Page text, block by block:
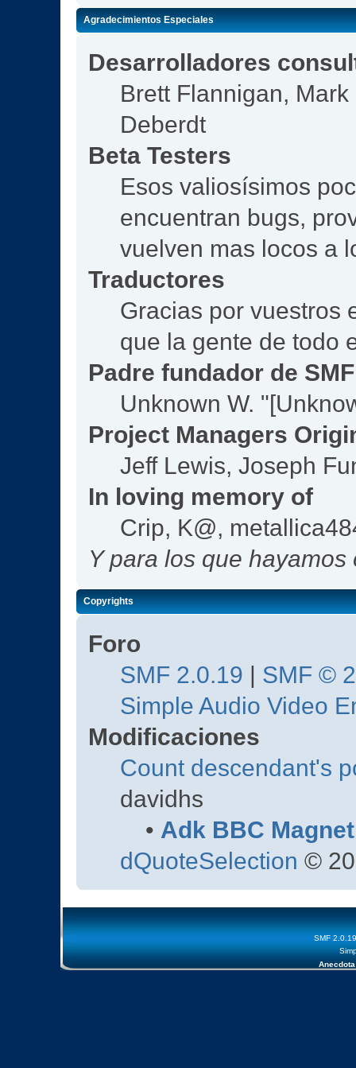
Agradecimientos Especiales
Desarrolladores
Brett Flannigan,
Deberdt
Beta Testers
Esos valiosísimos
encuentran bugs,
vuelven mas locos a
Traductores
Gracias por vuestros
que la gente de todo
Padre fundador de SMF
Unknown W.
Project Managers
Jeff Lewis, Joseph
In loving memory of
Crip, K@,
Y para los que
Copyrights
Foro
SMF 2.0.19 | SMF ©
Simple Audio Video
Modificaciones
Count descendant's
davidhs
• Adk BBC Magnet
dQuoteSelection ©
SMF 2.0.19
Anecdota